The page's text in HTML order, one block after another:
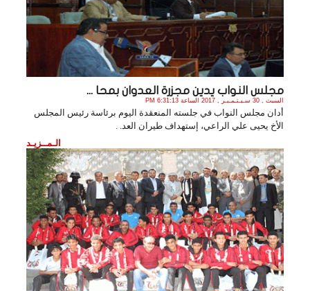
مجلس النواب يدين مجزرة العدوان بمحا ...
السبت , 30 سـبـتـمـبـر , 2017 الساعة 6:31:13 PM
أدان مجلس النواب في جلسته المنعقدة اليوم برئاسة رئيس المجلس
الأخ يحيى علي الراعي، إستهداف طيران العد. .
الـمــزيـد